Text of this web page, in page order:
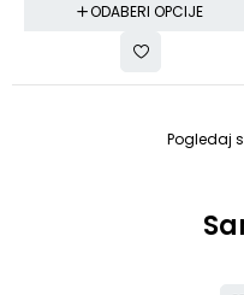
Pogledaj
ODABERI OPCIJE